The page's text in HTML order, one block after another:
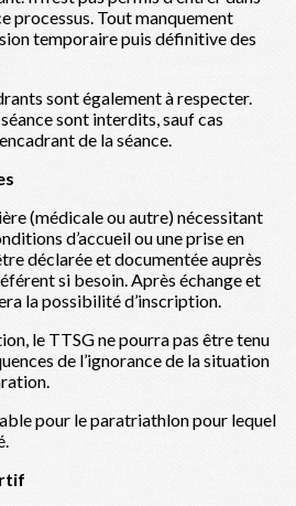
processus. Tout manquement
temporaire puis définitive des
sont également à respecter.
sont interdits, sauf cas
de la séance.
(médicale ou autre) nécessitant
d’accueil ou une prise en
déclarée et documentée auprès
si besoin. Après échange et
la possibilité d’inscription.
le TTSG ne pourra pas être tenu
de l’ignorance de la situation
pour le paratriathlon pour lequel